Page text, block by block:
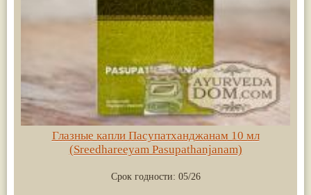
Глазные капли Пасупатханджанам 10 мл
(Sreedhareeyam Pasupathanjanam)
Срок годности: 05/26